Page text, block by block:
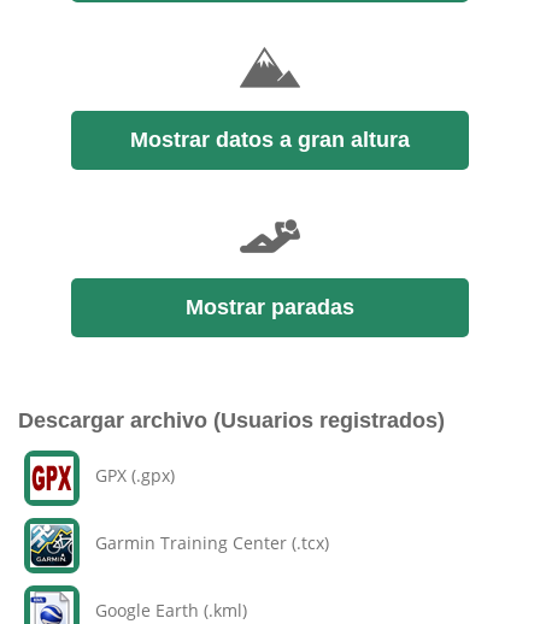
Mostrar datos a gran altura
Mostrar paradas
Descargar archivo (Usuarios registrados)
GPX (.gpx)
Garmin Training Center (.tcx)
Google Earth (.kml)